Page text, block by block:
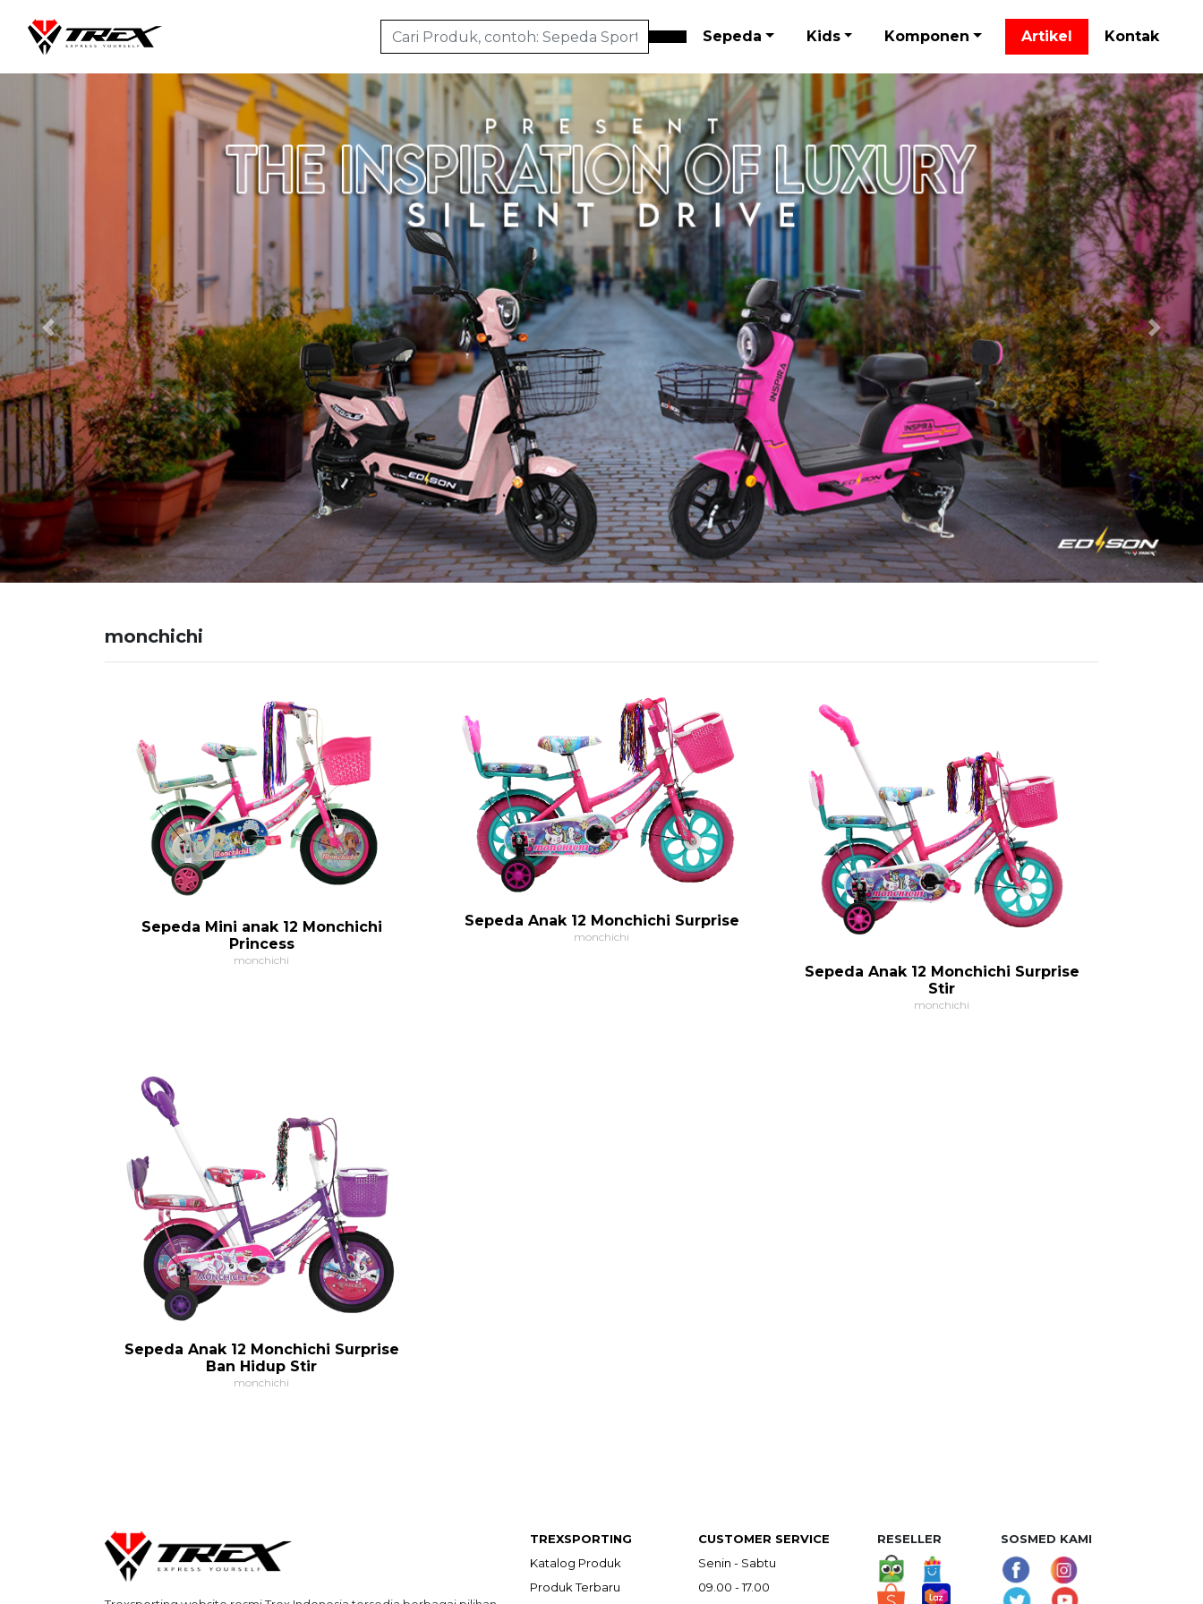
Sepeda Kids Komponen Artikel Kontak
Previous Next
monchichi
Sepeda Mini anak 12 Monchichi
Princess
monchichi
Sepeda Anak 12 Monchichi Surprise
monchichi
Sepeda Anak 12 Monchichi Surprise
Stir
monchichi
Sepeda Anak 12 Monchichi Surprise
Ban Hidup Stir
monchichi
TREXSPORTING
Katalog Produk
Produk Terbaru
CUSTOMER SERVICE
Senin - Sabtu
09.00 - 17.00
RESELLER SOSMED KAMI